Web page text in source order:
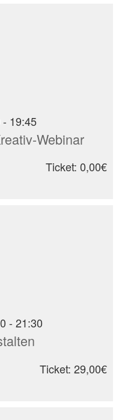
19:45
Webinar
Ticket: 0,00€
- 21:30
Ticket: 29,00€